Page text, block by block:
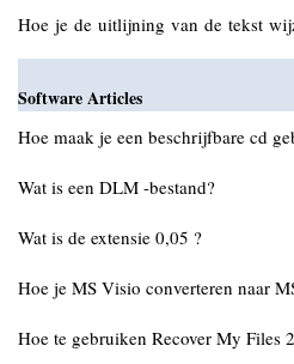
Hoe je de uitlijning van de tekst
Software Articles
Hoe maak je een beschrijfbare cd
Wat is een DLM -bestand?
Wat is de extensie 0,05 ?
Hoe je MS Visio converteren naar
Hoe te gebruiken Recover My Files